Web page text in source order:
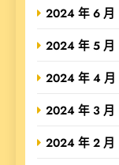
2024 年 6 月
2024 年 5 月
2024 年 4 月
2024 年 3 月
2024 年 2 月